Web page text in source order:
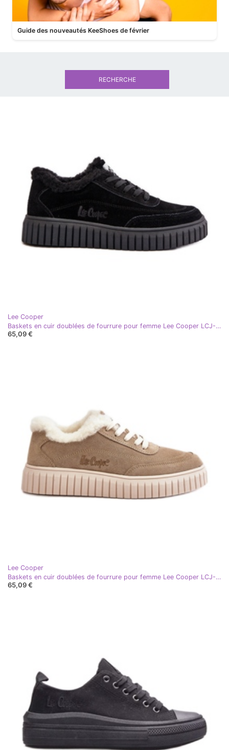
Guide des nouveautés KeeShoes de février
Lee Cooper
Baskets en cuir doublées de fourrure pour femme Lee Cooper LCJ-24-01-2973 Noir
65,09 €
Lee Cooper
Baskets en cuir doublées de fourrure pour femme Lee Cooper LCJ-24-01-2972 Beige
65,09 €
RECHERCHE